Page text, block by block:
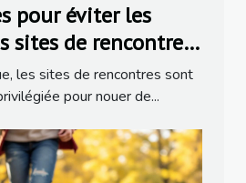
pour éviter les
sites de rencontres
les sites de rencontres sont
pour nouer de...